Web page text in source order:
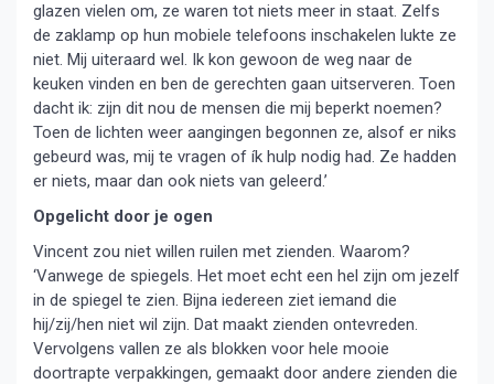
glazen vielen om, ze waren tot niets meer in staat. Zelfs
de zaklamp op hun mobiele telefoons inschakelen lukte ze
niet. Mij uiteraard wel. Ik kon gewoon de weg naar de
keuken vinden en ben de gerechten gaan uitserveren. Toen
dacht ik: zijn dit nou de mensen die mij beperkt noemen?
Toen de lichten weer aangingen begonnen ze, alsof er niks
gebeurd was, mij te vragen of ík hulp nodig had. Ze hadden
er niets, maar dan ook niets van geleerd.’
Opgelicht door je ogen
Vincent zou niet willen ruilen met zienden. Waarom?
‘Vanwege de spiegels. Het moet echt een hel zijn om jezelf
in de spiegel te zien. Bijna iedereen ziet iemand die
hij/zij/hen niet wil zijn. Dat maakt zienden ontevreden.
Vervolgens vallen ze als blokken voor hele mooie
doortrapte verpakkingen, gemaakt door andere zienden die